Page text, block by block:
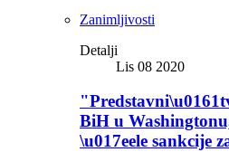
Zanimljivosti
Detalji
Lis 08 2020
BiH u
\u017eele sankcije